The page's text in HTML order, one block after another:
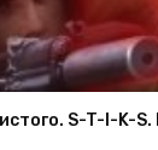
S-T-I-K-S.